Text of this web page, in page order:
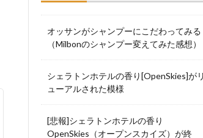
オッサンがシャンプーにこだわってみる
（Milbonのシャンプー変えてみた感想）
シェラトンホテルの香り[OpenSkies]が
ューアルされた模様
[悲報]シェラトンホテルの香り
OpenSkies（オープンスカイズ）が終